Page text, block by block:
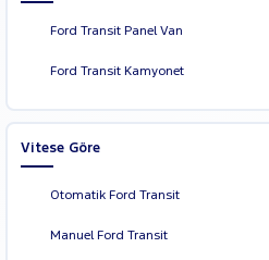
Ford Transit Panel Van
Ford Transit Kamyonet
Vitese Göre
Otomatik Ford Transit
Manuel Ford Transit